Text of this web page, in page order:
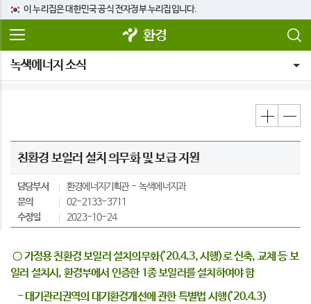
이 누리집은 대한민국 공식 전자정부 누리집입니다.
환경
녹색에너지 소식
친환경 보일러 설치 의무화 및 보급 지원
담당부서 환경에너지기획관
녹색에너지과
문의
02-2133-3711
수정일
2023-10-24
○ 가정용 친환경 보일러 설치의무화(’20.4.3, 시행)로 신축, 교체 등 보
일러 설치시, 환경부에서 인증한 1종 보일러를 설치하여야 함
- 대기관리권역의 대기환경개선에 관한 특별법 시행(’20.4.3)